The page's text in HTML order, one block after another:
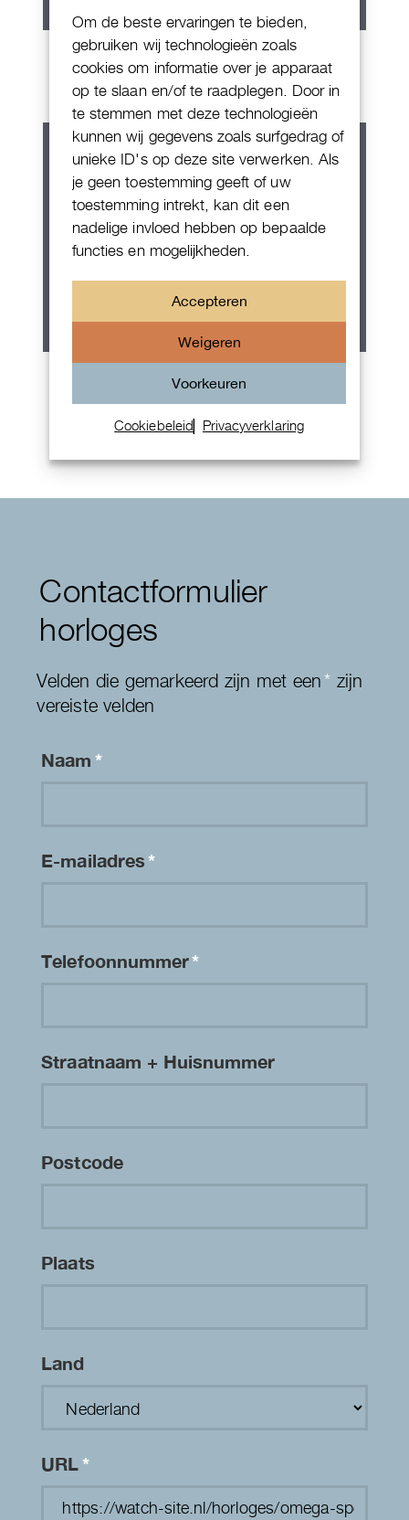
Om de beste ervaringen te bieden,
gebruiken wij technologieën zoals
cookies om informatie over je apparaat
op te slaan en/of te raadplegen. Door in
te stemmen met deze technologieën
kunnen wij gegevens zoals surfgedrag of
unieke ID's op deze site verwerken. Als
je geen toestemming geeft of uw
toestemming intrekt, kan dit een
nadelige invloed hebben op bepaalde
functies en mogelijkheden.
Accepteren
Weigeren
Voorkeuren
Cookiebeleid Privacyverklaring
IWC Da Vinci
Patek Philippe Annual Calendar
Chornograaf
Contactformulier
horloges
Velden die gemarkeerd zijn met een* zijn
vereiste velden
Naam*
E-mailadres*
Telefoonnummer*
Straatnaam + Huisnummer
Postcode
Plaats
Land
URL*